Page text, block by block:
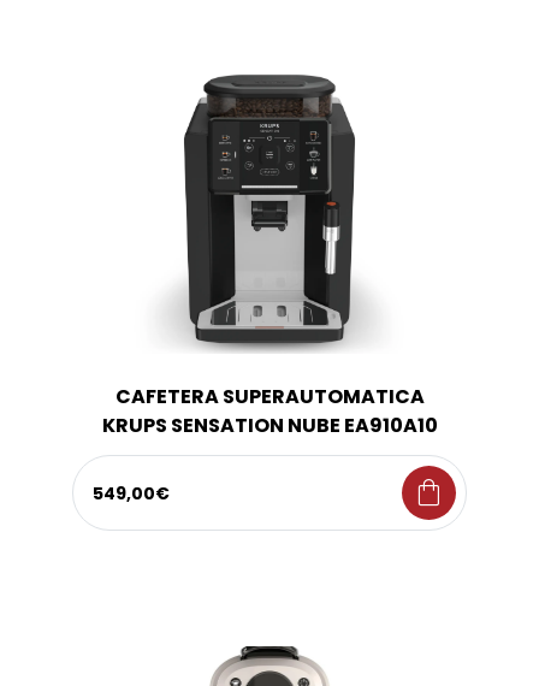
CAFETERA SUPERAUTOMATICA
KRUPS SENSATION NUBE EA910A10
549,00€ shopping_bag